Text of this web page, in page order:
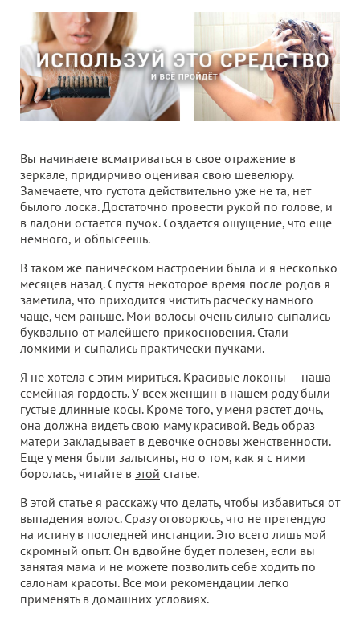
Вы начинаете всматриваться в свое отражение в
зеркале, придирчиво оценивая свою шевелюру.
Замечаете, что густота действительно уже не та, нет
былого лоска. Достаточно провести рукой по голове, и
в ладони остается пучок. Создается ощущение, что еще
немного, и облысеешь.
В таком же паническом настроении была и я несколько
месяцев назад. Спустя некоторое время после родов я
заметила, что приходится чистить расческу намного
чаще, чем раньше. Мои волосы очень сильно сыпались
буквально от малейшего прикосновения. Стали
ломкими и сыпались практически пучками.
Я не хотела с этим мириться. Красивые локоны — наша
семейная гордость. У всех женщин в нашем роду были
густые длинные косы. Кроме того, у меня растет дочь,
она должна видеть свою маму красивой. Ведь образ
матери закладывает в девочке основы женственности.
Еще у меня были залысины, но о том, как я с ними
боролась, читайте в этой статье.
В этой статье я расскажу что делать, чтобы избавиться от
выпадения волос. Сразу оговорюсь, что не претендую
на истину в последней инстанции. Это всего лишь мой
скромный опыт. Он вдвойне будет полезен, если вы
занятая мама и не можете позволить себе ходить по
салонам красоты. Все мои рекомендации легко
применять в домашних условиях.